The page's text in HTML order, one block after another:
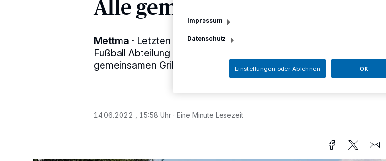
Alle gemeinsam zum Erfolg
Mettma · Letzten Sonntag, bei schönstem Wetter lud die me-sport
Fußball Abteilung alle Trainer mit Kind und Kegel zu einem
gemeinsamen Grillfest ein.
14.06.2022 , 15:58 Uhr Eine Minute Lesezeit
Impressum
Datenschutz
Einstellungen oder Ablehnen OK